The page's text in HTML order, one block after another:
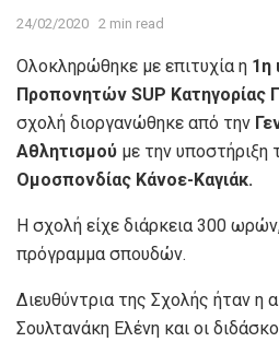
24/02/2020 2 min read
Ολοκληρώθηκε με επιτυχία η 1η
Προπονητών SUP Κατηγορίας
σχολή διοργανώθηκε από την
Αθλητισμού με την υποστήριξη
Ομοσπονδίας Κάνοε-Καγιάκ.
Η σχολή είχε διάρκεια 300
πρόγραμμα σπουδών.
Διευθύντρια της Σχολής ήταν η
Σουλτανάκη Ελένη και οι